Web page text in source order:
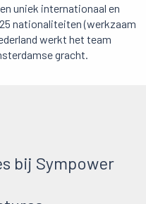
uniek internationaal en
nationaliteiten (werkzaam
werkt het team
gracht.
bij Sympower